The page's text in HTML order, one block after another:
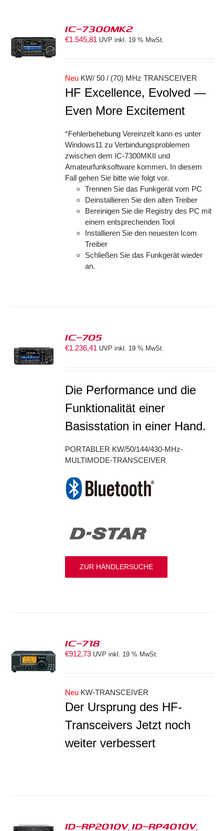
IC-7300MK2
€1.545,81 UVP inkl. 19 % MwSt.
Neu KW/ 50 / (70) MHz TRANSCEIVER
HF Excellence, Evolved —
Even More Excitement
*Fehlerbehebung Vereinzelt kann es unter
Windows11 zu Verbindungsproblemen
zwischen dem IC-7300MKII und
Amateurfunksoftware kommen. In diesem
Fall gehen Sie bitte wie folgt vor.
Trennen Sie das Funkgerät vom PC
Deinstallieren Sie den alten Treiber
Bereinigen Sie die Registry des PC mit
einem entsprechenden Tool
Installieren Sie den neuesten Icom
Treiber
Schließen Sie das Funkgerät wieder
an.
IC-705
€1.236,41 UVP inkl. 19 % MwSt.
Die Performance und die
Funktionalität einer
Basisstation in einer Hand.
PORTABLER KW/50/144/430-MHz-
MULTIMODE-TRANSCEIVER
ZUR HÄNDLERSUCHE
IC-718
€912,73 UVP inkl. 19 % MwSt.
Neu KW-TRANSCEIVER
Der Ursprung des HF-
Transceivers Jetzt noch
weiter verbessert
ID-RP2010V, ID-RP4010V,